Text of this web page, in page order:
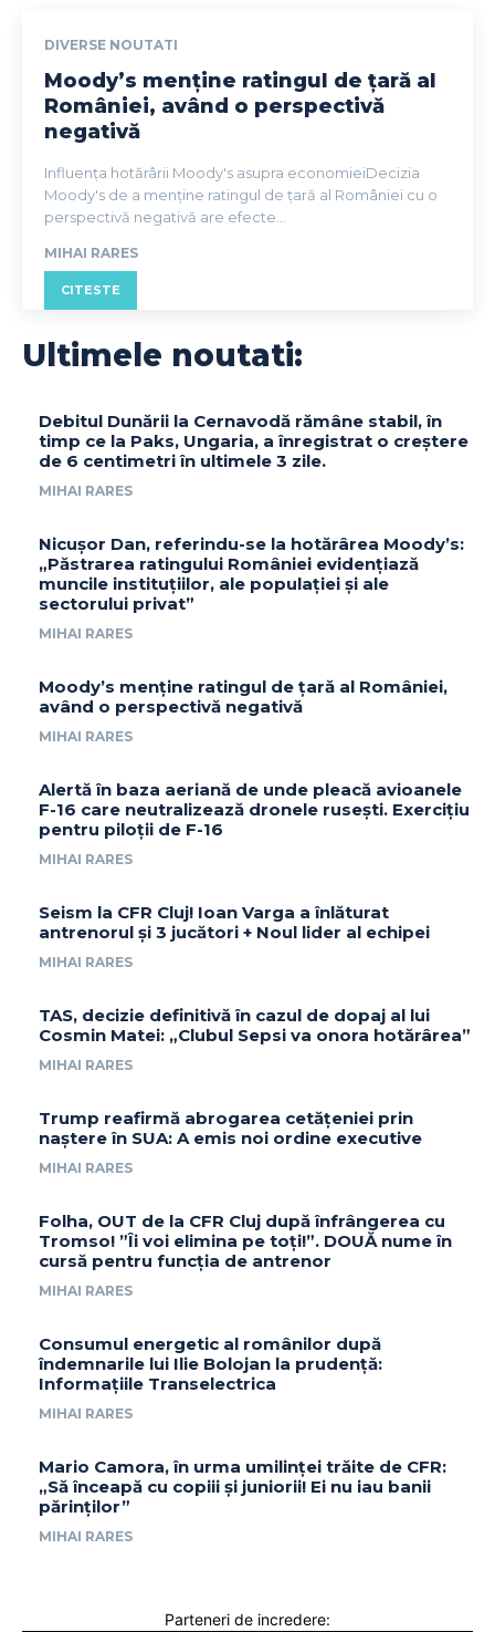
DIVERSE NOUTATI
Moody’s menține ratingul de țară al
României, având o perspectivă
negativă
Influența hotărârii Moody's asupra economieiDecizia
Moody's de a menține ratingul de țară al României cu o
perspectivă negativă are efecte...
MIHAI RARES
CITESTE
Ultimele noutati:
Debitul Dunării la Cernavodă rămâne stabil, în
timp ce la Paks, Ungaria, a înregistrat o creștere
de 6 centimetri în ultimele 3 zile.
MIHAI RARES
Nicușor Dan, referindu-se la hotărârea Moody’s:
„Păstrarea ratingului României evidențiază
muncile instituțiilor, ale populației și ale
sectorului privat”
MIHAI RARES
Moody’s menține ratingul de țară al României,
având o perspectivă negativă
MIHAI RARES
Alertă în baza aeriană de unde pleacă avioanele
F-16 care neutralizează dronele rusești. Exercițiu
pentru piloții de F-16
MIHAI RARES
Seism la CFR Cluj! Ioan Varga a înlăturat
antrenorul și 3 jucători + Noul lider al echipei
MIHAI RARES
TAS, decizie definitivă în cazul de dopaj al lui
Cosmin Matei: „Clubul Sepsi va onora hotărârea”
MIHAI RARES
Trump reafirmă abrogarea cetățeniei prin
naștere în SUA: A emis noi ordine executive
MIHAI RARES
Folha, OUT de la CFR Cluj după înfrângerea cu
Tromso! ”Îi voi elimina pe toți!”. DOUĂ nume în
cursă pentru funcția de antrenor
MIHAI RARES
Consumul energetic al românilor după
îndemnarile lui Ilie Bolojan la prudență:
Informațiile Transelectrica
MIHAI RARES
Mario Camora, în urma umilinței trăite de CFR:
„Să înceapă cu copiii și juniorii! Ei nu iau banii
părinților”
MIHAI RARES
Parteneri de incredere: